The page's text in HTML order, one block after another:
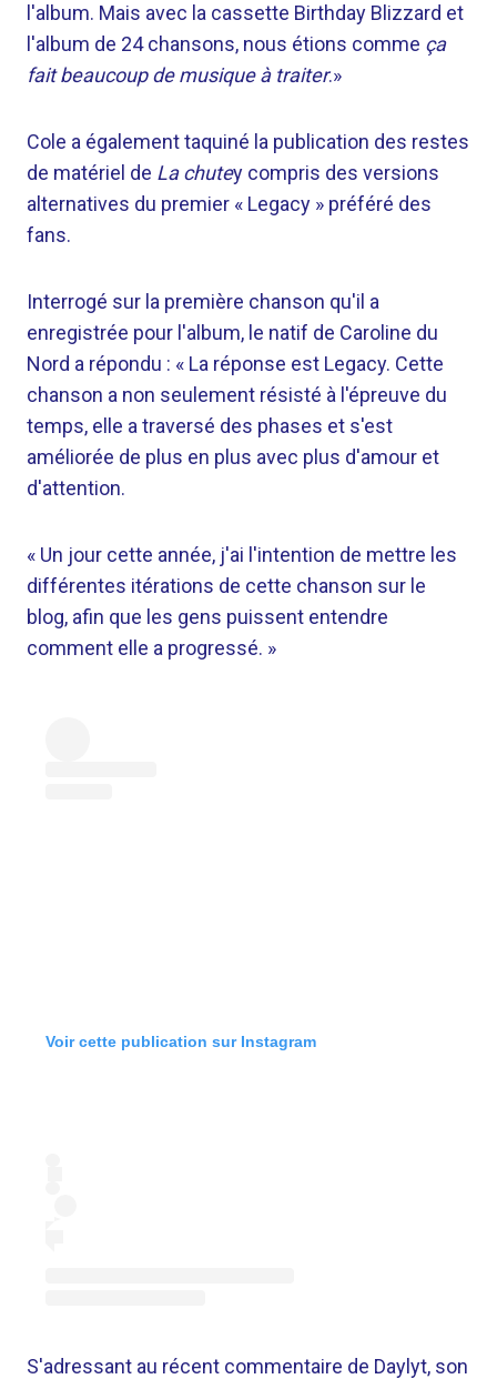
l'album. Mais avec la cassette Birthday Blizzard et
l'album de 24 chansons, nous étions comme ça
fait beaucoup de musique à traiter.»
Cole a également taquiné la publication des restes
de matériel de La chutey compris des versions
alternatives du premier « Legacy » préféré des
fans.
Interrogé sur la première chanson qu'il a
enregistrée pour l'album, le natif de Caroline du
Nord a répondu : « La réponse est Legacy. Cette
chanson a non seulement résisté à l'épreuve du
temps, elle a traversé des phases et s'est
améliorée de plus en plus avec plus d'amour et
d'attention.
« Un jour cette année, j'ai l'intention de mettre les
différentes itérations de cette chanson sur le
blog, afin que les gens puissent entendre
comment elle a progressé. »
Voir cette publication sur Instagram
S'adressant au récent commentaire de Daylyt, son